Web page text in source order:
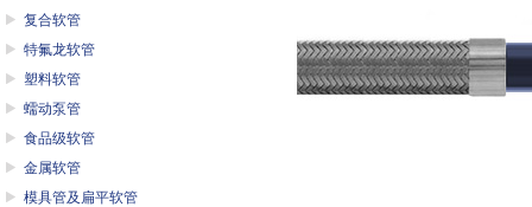
复合软管
特氟龙软管
塑料软管
蠕动泵管
食品级软管
金属软管
模具管及扁平软管